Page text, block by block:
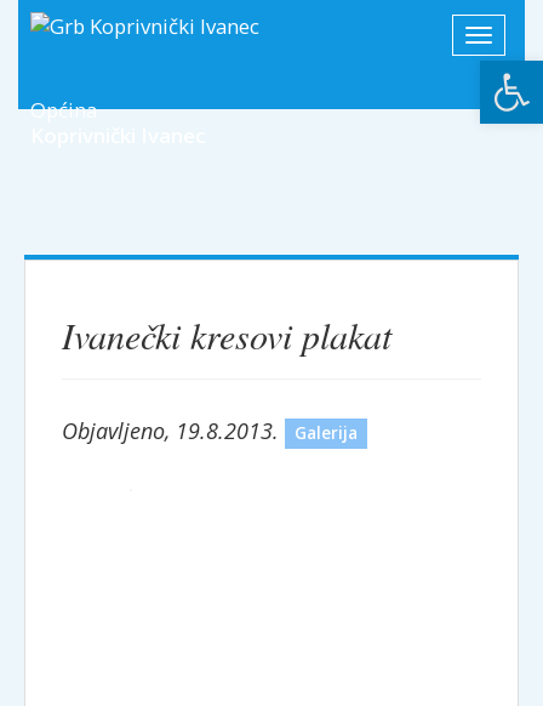
Toggle
Općina
Ivanečki kresovi plakat
Objavljeno, 19.8.2013. Galerija